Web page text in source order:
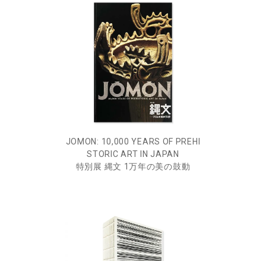
JOMON: 10,000 YEARS OF PREHI
STORIC ART IN JAPAN
特別展 縄文 1万年の美の鼓動